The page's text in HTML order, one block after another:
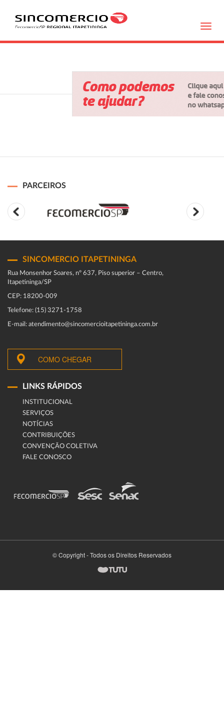
PARCEIROS
SINCOMERCIO ITAPETININGA
Rua Monsenhor Soares, nº 637, Piso superior – Centro,
Itapetininga/SP
CEP: 18200-009
Telefone: (15) 3271-1758
E-mail: atendimento@sincomercioitapetininga.com.br
COMO CHEGAR
LINKS RÁPIDOS
INSTITUCIONAL
SERVIÇOS
NOTÍCIAS
CONTRIBUIÇÕES
CONVENÇÃO COLETIVA
FALE CONOSCO
© Copyright - Todos os Direitos Reservados